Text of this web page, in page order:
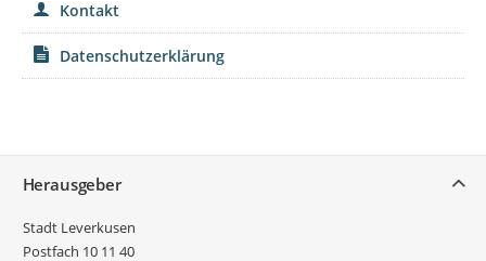
Kontakt
Datenschutzerklärung
Herausgeber
Stadt Leverkusen
Postfach 10 11 40